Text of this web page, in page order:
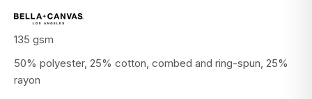
135 gsm
50% polyester, 25% cotton, combed and ring-spun, 25%
rayon